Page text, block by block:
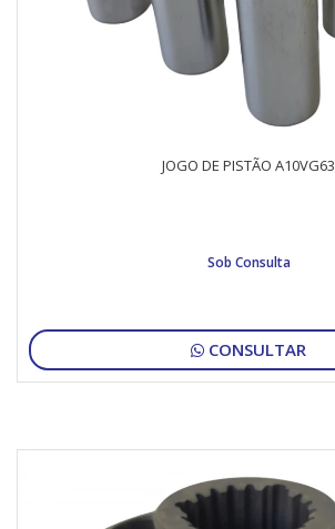
JOGO DE PISTÃO A10VG63
Sob Consulta
CONSULTAR